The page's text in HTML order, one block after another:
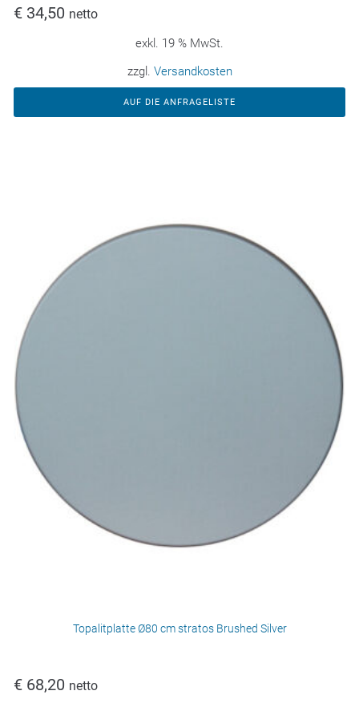
€ 34,50 netto
exkl. 19 % MwSt.
zzgl. Versandkosten
AUF DIE ANFRAGELISTE
Topalitplatte Ø80 cm stratos Brushed Silver
€ 68,20 netto